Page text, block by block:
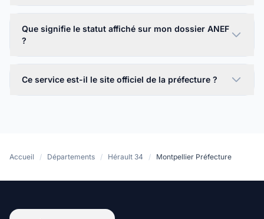
Que signifie le statut affiché sur mon dossier ANEF
?
Ce service est-il le site officiel de la préfecture ?
Accueil / Départements / Hérault 34 / Montpellier Préfecture